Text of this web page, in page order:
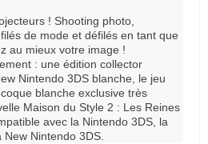
! Shooting photo,
de mode et défilés en tant que
au mieux votre image !
: une édition collector
Nintendo 3DS blanche, le jeu
blanche exclusive très
Maison du Style 2 : Les Reines
avec la Nintendo 3DS, la
New Nintendo 3DS.